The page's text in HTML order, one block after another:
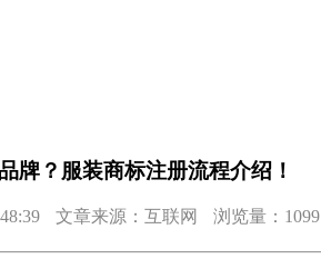
牌？服装商标注册流程介绍！
文章来源：互联网 浏览量：1099